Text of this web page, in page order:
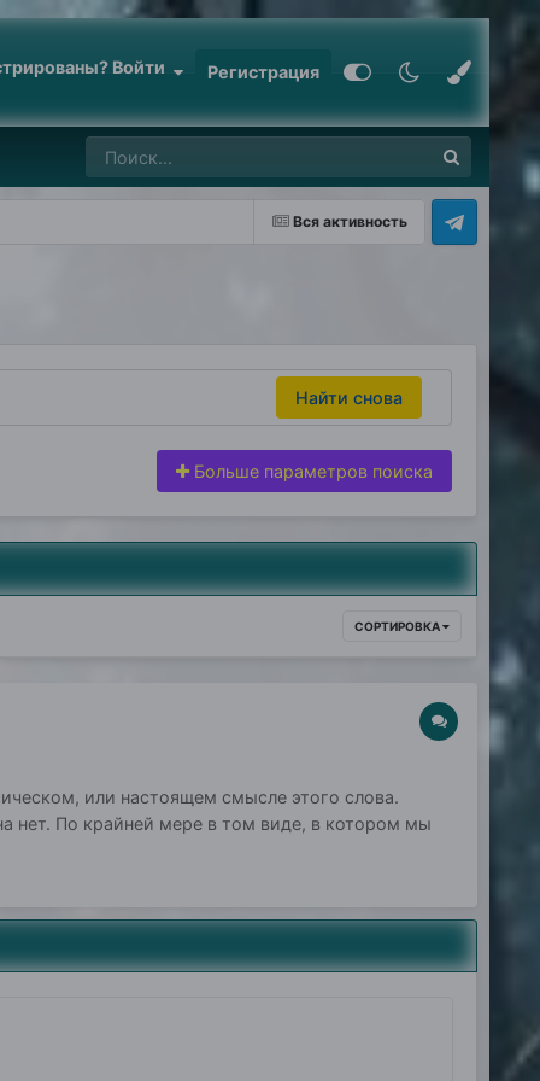
Войти Регистрация
Вся активность
Найти снова
Больше параметров поиска
СОРТИРОВКА
или настоящем смысле этого слова.
нет. По крайней мере в том виде, в котором мы